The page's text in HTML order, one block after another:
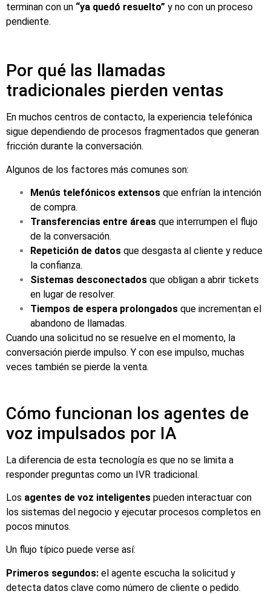
terminan con un “ya quedó resuelto” y no con un proceso
pendiente.
Por qué las llamadas
tradicionales pierden ventas
En muchos centros de contacto, la experiencia telefónica
sigue dependiendo de procesos fragmentados que generan
fricción durante la conversación.
Algunos de los factores más comunes son:
Menús telefónicos extensos que enfrían la intención
de compra.
Transferencias entre áreas que interrumpen el flujo
de la conversación.
Repetición de datos que desgasta al cliente y reduce
la confianza.
Sistemas desconectados que obligan a abrir tickets
en lugar de resolver.
Tiempos de espera prolongados que incrementan el
abandono de llamadas.
Cuando una solicitud no se resuelve en el momento, la
conversación pierde impulso. Y con ese impulso, muchas
veces también se pierde la venta.
Cómo funcionan los agentes de
voz impulsados por IA
La diferencia de esta tecnología es que no se limita a
responder preguntas como un IVR tradicional.
Los agentes de voz inteligentes pueden interactuar con
los sistemas del negocio y ejecutar procesos completos en
pocos minutos.
Un flujo típico puede verse así:
Primeros segundos: el agente escucha la solicitud y
detecta datos clave como número de cliente o pedido.